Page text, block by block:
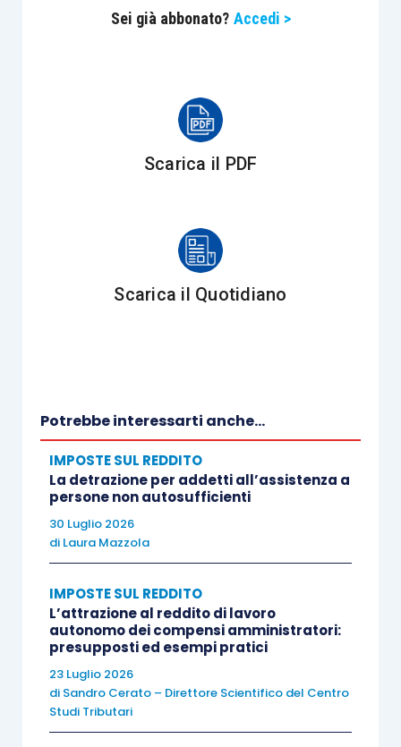
(come nei casi di redditi a fattispecie
progressiva o percepiti in ritardo), la
progressività del sistema crea una stortura che
contributiva dimostrata.
Questa stortura viene mitigata dalla
(dipende dalla tipologia di reddito).
Tutto ciò premesso, può accadere che,
nell’ambito di un rapporto di lavoro subordinato, il
datore di lavoro possa erogare dei
dipendenticon un
come argomentato in precedenza, questo ritardo
potrebbe generare degli effetti distorsivi.
Il legislatore, tuttavia, ha posto
sopra, prevedendo alla lettera b),
articolo 17, Tuir, che sono soggetti a tassazione
Sei già abbonato? Accedi >
Scarica il PDF
Scarica il Quotidiano
Potrebbe interessarti anche...
IMPOSTE SUL REDDITO
La detrazione per addetti all’assistenza a
persone non autosufficienti
30 Luglio 2026
di Laura Mazzola
IMPOSTE SUL REDDITO
L’attrazione al reddito di lavoro
autonomo dei compensi amministratori:
presupposti ed esempi pratici
23 Luglio 2026
di Sandro Cerato – Direttore Scientifico del Centro
Studi Tributari